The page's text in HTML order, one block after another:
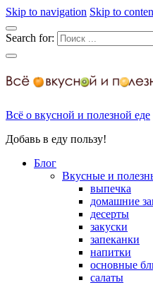
Skip to navigation Skip to
Search for:
Всё о вкусной и полезной еде
Добавь в еду пользу!
Блог
Вкусные и
выпечка
домашние
десерты
закуски
запеканки
напитки
основные
салаты